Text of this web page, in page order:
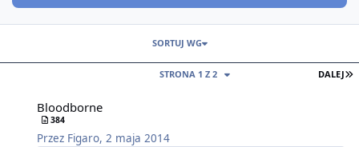
DALEJ
STRONA 1 Z 2
SORTUJ WG
Bloodborne
384
Przez Figaro, 2 maja 2014